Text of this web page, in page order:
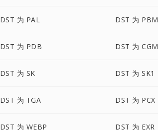
DST 为 PAL DST 为 PBM
DST 为 PDB DST 为 CGM
DST 为 SK DST 为 SK1
DST 为 TGA DST 为 PCX
DST 为 WEBP DST 为 EXR